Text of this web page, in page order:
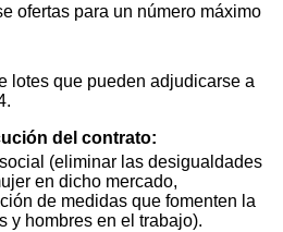
ofertas para un número máximo
lotes que pueden adjudicarse a
del contrato:
(eliminar las desigualdades
en dicho mercado,
de medidas que fomenten la
y hombres en el trabajo).